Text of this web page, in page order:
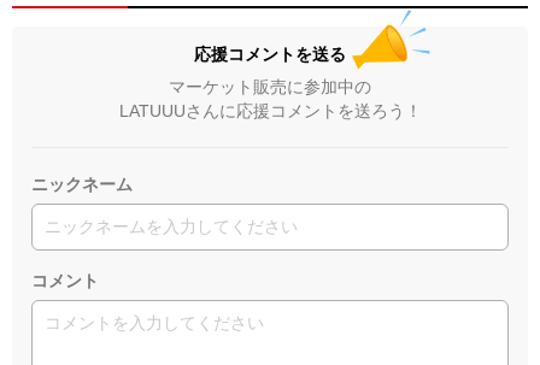
応援コメントを送る
マーケット販売に参加中の
LATUUUさんに応援コメントを送ろう！
ニックネーム
コメント